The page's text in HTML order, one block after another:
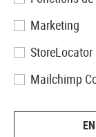
Marketing
StoreLocator
Mailchimp